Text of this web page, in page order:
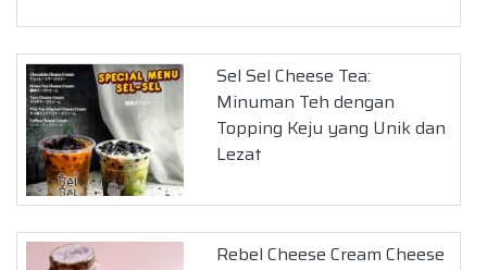
Sel Sel Cheese Tea:
Minuman Teh dengan
Topping Keju yang Unik dan
Lezat
Rebel Cheese Cream Cheese